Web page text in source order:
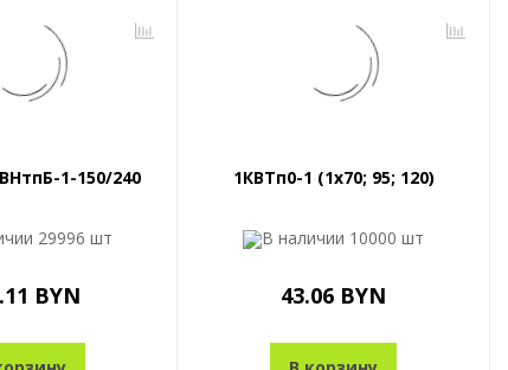
1-150/240
29996 шт
BYN
1КВТп0-1 (1x70; 95; 120)
В наличии 10000 шт
43.06 BYN